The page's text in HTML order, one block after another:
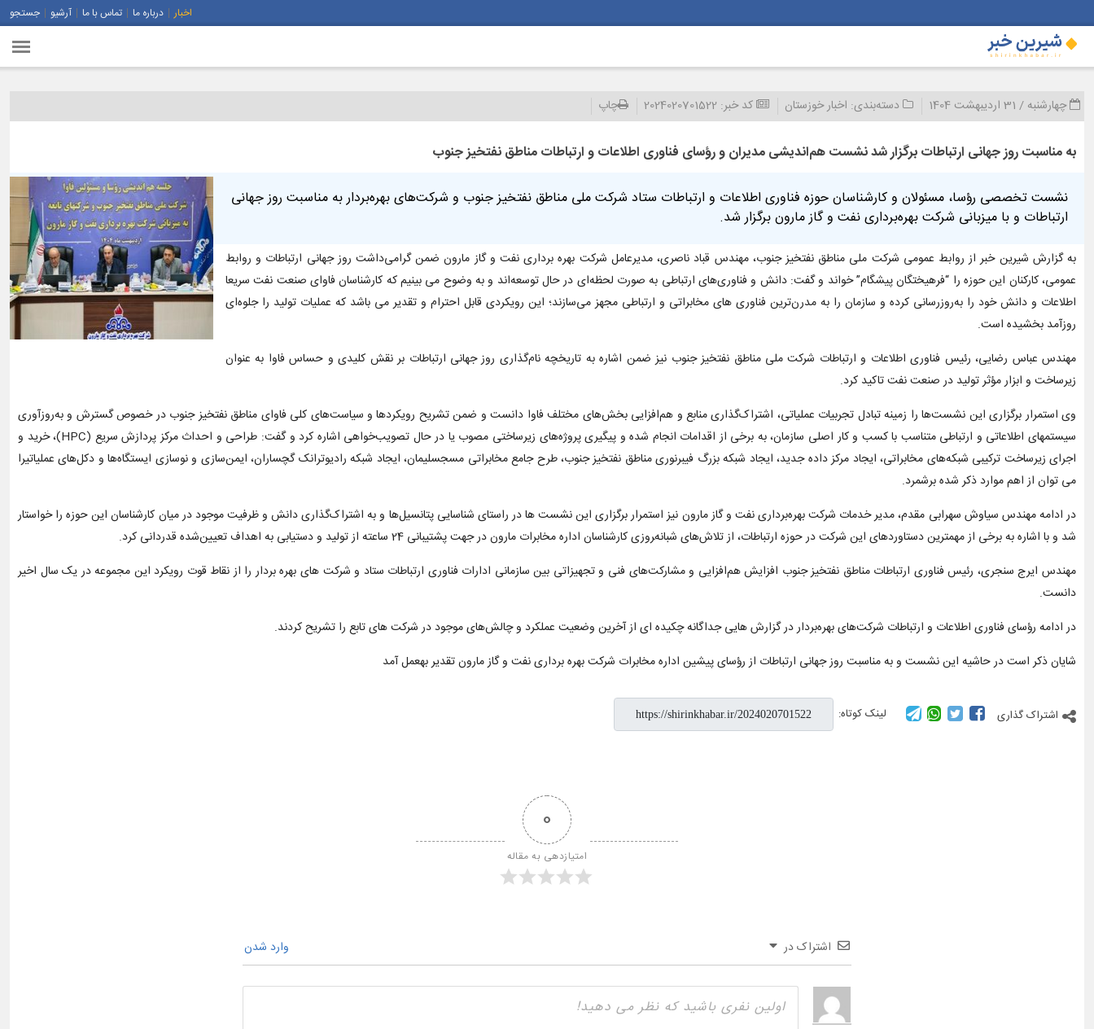
اخبار درباره ما تماس با ما آرشیو جستجو
چهارشنبه / 31 اردیبهشت 1404 دسته‌بندی: اخبار خوزستان کد خبر: 2024020701522 چاپ
به مناسبت روز جهانی ارتباطات برگزار شد نشست هم‌اندیشی مدیران و رؤسای فناوری اطلاعات و ارتباطات مناطق نفتخیز جنوب
نشست تخصصی رؤسا، مسئولان و کارشناسان حوزه فناوری اطلاعات و ارتباطات ستاد شرکت ملی مناطق نفتخیز جنوب و شرکت‌های بهره‌‌بردار به مناسبت روز جهانی
ارتباطات و با میزبانی شرکت بهره‌برداری نفت و گاز مارون برگزار شد.
به گزارش شیرین خبر از روابط عمومی شرکت ملی مناطق نفتخیز جنوب، مهندس قباد ناصری، مدیرعامل شرکت بهره برداری نفت و گاز مارون ضمن گرامی‌داشت روز جهانی ارتباطات و روابط
عمومی، کارکنان این حوزه را “فرهیختگان پیشگام” خواند و گفت: دانش و فناوری‌های ارتباطی به صورت لحظه‌ای در حال توسعه‌اند و به وضوح می بینیم که کارشناسان فاوای صنعت نفت سریعا
اطلاعات و دانش خود را به‌روز‌رسانی کرده و سازمان را به مدرن‌ترین فناوری های مخابراتی و ارتباطی مجهز می‌سازند؛ این رویکردی قابل احترام و تقدیر می باشد که عملیات تولید را جلوه‌ای
روزآمد بخشیده است.
مهندس عباس رضایی، رئیس فناوری اطلاعات و ارتباطات شرکت ملی مناطق نفتخیز جنوب نیز ضمن اشاره به تاریخچه نام‌گذاری روز جهانی ارتباطات بر نقش کلیدی و حساس فاوا به عنوان
زیرساخت و ابزار مؤثر تولید در صنعت نفت تاکید کرد.
وی استمرار برگزاری این نشست‌ها را زمینه تبادل تجربیات عملیاتی، اشتراک‌گذاری منابع و هم‌افزایی بخش‌های مختلف فاوا دانست و ضمن تشریح رویکردها و سیاست‌های کلی فاوای مناطق نفتخیز جنوب در خصوص گسترش و به‌روز‌آوری
سیستمهای اطلاعاتی و ارتباطی متناسب با کسب و کار اصلی سازمان، به برخی از اقدامات انجام شده و پیگیری پروژه‌های زیرساختی مصوب یا در حال تصویب‌خواهی اشاره کرد و گفت: طراحی و احداث مرکز پردازش سریع (HPC)، خرید و
اجرای زیرساخت ترکیبی شبکه‌های مخابراتی، ایجاد مرکز داده جدید، ایجاد شبکه بزرگ فیبرنوری مناطق نفتخیز جنوب، طرح جامع مخابراتی مسجسلیمان، ایجاد شبکه رادیوترانک گچساران، ایمن‌سازی و نوسازی ایستگاه‌ها و دکل‌های عملیاتیرا
می توان از اهم موارد ذکر شده برشمرد.
در ادامه مهندس سیاوش سهرابی مقدم، مدیر خدمات شرکت بهره‌برداری نفت و گاز مارون نیز استمرار برگزاری این نشست ها در راستای شناسایی پتانسیل‌ها و به اشتراک‌گذاری دانش و ظرفیت موجود در میان کارشناسان این حوزه را خواستار
شد و با اشاره به برخی از مهمترین دستاوردهای این شرکت در حوزه ارتباطات، از تلاش‌های شبانه‌‍روزی کارشناسان اداره مخابرات مارون در جهت پشتیبانی 24 ساعته از تولید و دستیابی به اهداف تعیین‌شده قدردانی کرد.
مهندس ایرج سنجری، رئیس فناوری ارتباطات مناطق نفتخیز جنوب افزایش هم‌افزایی و مشارکت‌های فنی و تجهیزاتی بین سازمانی ادارات فناوری ارتباطات ستاد و شرکت های بهره بردار را از نقاط قوت رویکرد این مجموعه در یک سال اخیر
دانست.
در ادامه رؤسای فناوری اطلاعات و ارتباطات شرکت‌های بهره‌بردار در گزارش هایی جداگانه چکیده ای از آخرین وضعیت عملکرد و چالش‌های موجود در شرکت های تابع را تشریح کردند.
شایان ذکر است در حاشیه این نشست و به مناسبت روز جهانی ارتباطات از رؤسای پیشین اداره مخابرات شرکت بهره برداری نفت و گاز مارون تقدیر به‎عمل آمد
اشتراک گذاری لینک کوتاه:
0
امتیازدهی به مقاله
اشتراک در وارد شدن